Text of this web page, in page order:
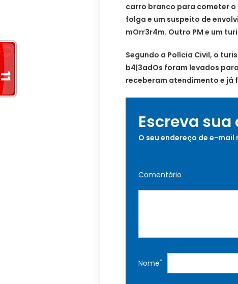
carro branco para cometer
folga e um suspeito de
mOrr3r4m. Outro PM e um
Segundo a Polícia Civil, o
b4|3adOs foram levados
receberam atendimento e já
Escreva
O seu endereço de e-
Comentário
Nome*